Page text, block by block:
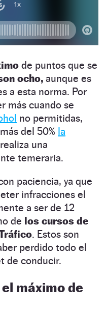
de puntos que se
ocho, aunque es
a esta norma. Por
más cuando se
no permitidas,
del 50% la
una
temeraria.
paciencia, ya que
infracciones el
a ser de 12
de los cursos de
. Estos son
perdido todo el
de conducir.
máximo de